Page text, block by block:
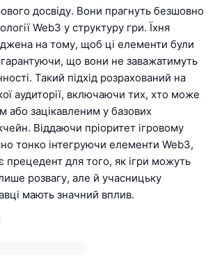
досвіду. Вони прагнуть безшовно
Web3 у структуру гри. Їхня
на тому, щоб ці елементи були
що вони не заважатимуть
Такий підхід розрахований на
аудиторії, включаючи тих, хто може
або зацікавленим у базових
Віддаючи пріоритет ігровому
тонко інтегруючи елементи Web3,
прецедент для того, як ігри можуть
розвагу, але й учасницьку
мають значний вплив.